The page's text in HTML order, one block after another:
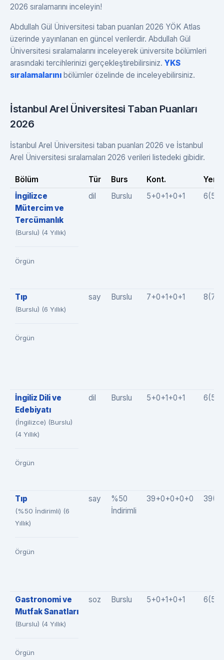
2026 sıralamarını inceleyin!
Abdullah Gül Üniversitesi taban puanları 2026 YÖK Atlas
üzerinde yayınlanan en güncel verilerdir. Abdullah Gül
Üniversitesi sıralamalarını inceleyerek üniversite bölümleri
arasındaki tercihlerinizi gerçekleştirebilirsiniz. YKS
sıralamalarını bölümler özelinde de inceleyebilirsiniz.
İstanbul Arel Üniversitesi Taban Puanları
2026
İstanbul Arel Üniversitesi taban puanları 2026 ve İstanbul
Arel Üniversitesi sıralamaları 2026 verileri listedeki gibidir.
Bölüm Tür Burs Kont.
Yer.
İngilizce
Mütercim ve
Tercümanlık
(Burslu) (4 Yıllık)
Örgün
dil Burslu 5+0+1+0+1
Tıp
(Burslu) (6 Yıllık)
Örgün
say Burslu 7+0+1+0+1
İngiliz Dili ve
Edebiyatı
(İngilizce) (Burslu)
(4 Yıllık)
Örgün
dil Burslu 5+0+1+0+1
Tıp
(%50 İndirimli) (6
Yıllık)
Örgün
say
%50
İndirimli
39+0+0+0+0
Gastronomi ve
Mutfak Sanatları
(Burslu) (4 Yıllık)
Örgün
soz Burslu 5+0+1+0+1